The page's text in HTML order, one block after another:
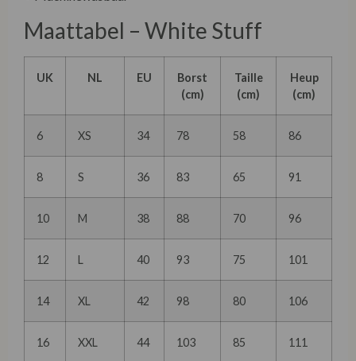
Maattabel – White Stuff
UK NL EU
Borst
(cm)
Taille
(cm)
Heup
(cm)
6 XS 34 78 58 86
8 S 36 83 65 91
10 M 38 88 70 96
12 L 40 93 75 101
14 XL 42 98 80 106
16 XXL 44 103 85 111